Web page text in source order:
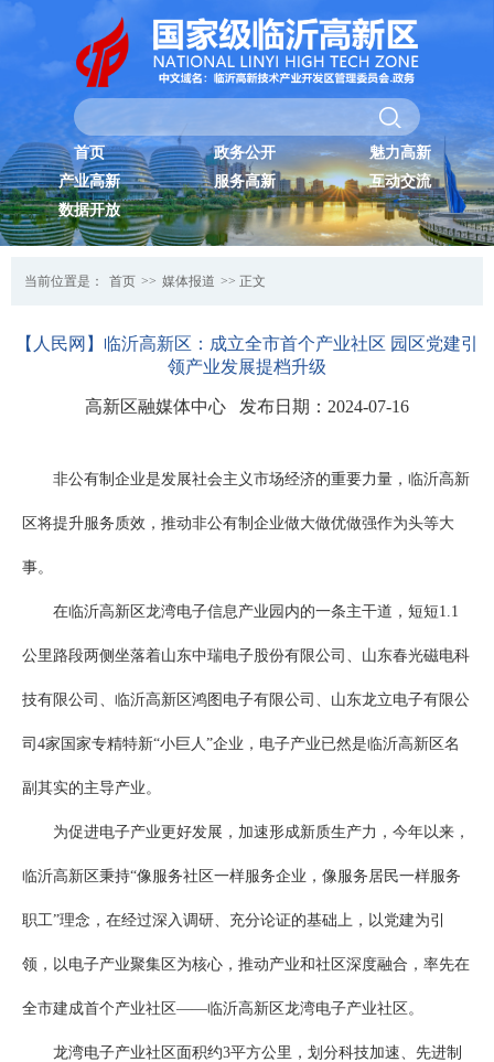
首页 政务公开
魅力高新
产业高新
服务高新
互动交流
数据开放
当前位置是： 首页 >> 媒体报道 >> 正文
【人民网】临沂高新区：成立全市首个产业社区 园区党建引
领产业发展提档升级
高新区融媒体中心 发布日期：2024-07-16
非公有制企业是发展社会主义市场经济的重要力量，临沂高新
区将提升服务质效，推动非公有制企业做大做优做强作为头等大
事。
在临沂高新区龙湾电子信息产业园内的一条主干道，短短1.1
公里路段两侧坐落着山东中瑞电子股份有限公司、山东春光磁电科
技有限公司、临沂高新区鸿图电子有限公司、山东龙立电子有限公
司4家国家专精特新“小巨人”企业，电子产业已然是临沂高新区名
副其实的主导产业。
为促进电子产业更好发展，加速形成新质生产力，今年以来，
临沂高新区秉持“像服务社区一样服务企业，像服务居民一样服务
职工”理念，在经过深入调研、充分论证的基础上，以党建为引
领，以电子产业聚集区为核心，推动产业和社区深度融合，率先在
全市建成首个产业社区——临沂高新区龙湾电子产业社区。
龙湾电子产业社区面积约3平方公里，划分科技加速、先进制